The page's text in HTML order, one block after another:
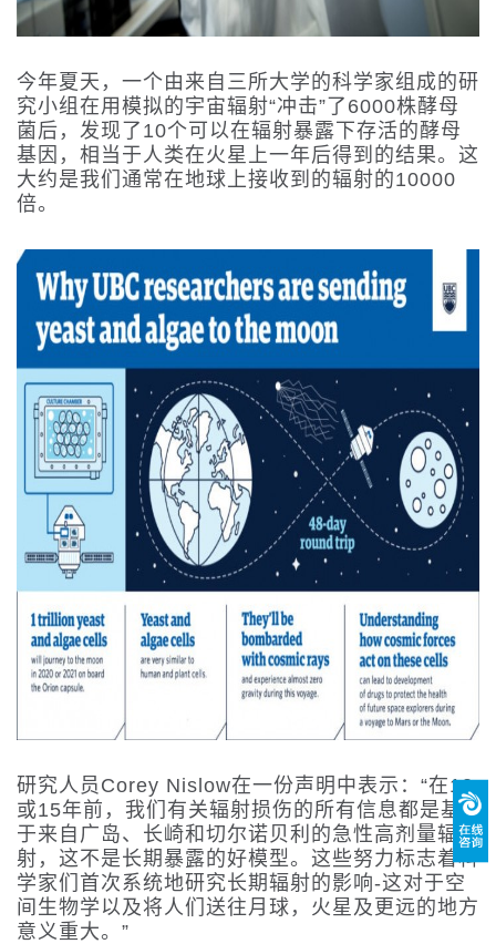
今年夏天，一个由来自三所大学的科学家组成的研
究小组在用模拟的宇宙辐射“冲击”了6000株酵母
菌后，发现了10个可以在辐射暴露下存活的酵母
基因，相当于人类在火星上一年后得到的结果。这
大约是我们通常在地球上接收到的辐射的10000
倍。
研究人员Corey Nislow在一份声明中表示：“在10
或15年前，我们有关辐射损伤的所有信息都是基
于来自广岛、长崎和切尔诺贝利的急性高剂量辐
射，这不是长期暴露的好模型。这些努力标志着科
学家们首次系统地研究长期辐射的影响-这对于空
间生物学以及将人们送往月球，火星及更远的地方
意义重大。”